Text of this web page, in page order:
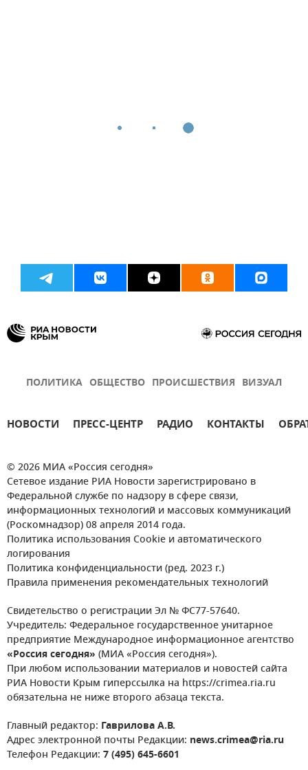
ПОЛИТИКА ОБЩЕСТВО ПРОИСШЕСТВИЯ ВИЗУАЛ
НОВОСТИ ПРЕСС-ЦЕНТР РАДИО КОНТАКТЫ
© 2026 МИА «Россия сегодня»
Сетевое издание РИА Новости зарегистрировано в
Федеральной службе по надзору в сфере связи,
информационных технологий и массовых коммуникаций
(Роскомнадзор) 08 апреля 2014 года.
Политика использования Cookie и автоматического
логирования
Политика конфиденциальности (ред. 2023 г.)
Правила применения рекомендательных технологий
Свидетельство о регистрации Эл № ФС77-57640.
Учредитель: Федеральное государственное унитарное
предприятие Международное информационное агентство
«Россия сегодня» (МИА «Россия сегодня»).
При любом использовании материалов и новостей сайта
РИА Новости Крым гиперссылка на https://crimea.ria.ru
обязательна не ниже второго абзаца текста.
Главный редактор: Гаврилова А.В.
Адрес электронной почты Редакции: news.crimea@ria.ru
Телефон Редакции: 7 (495) 645-6601